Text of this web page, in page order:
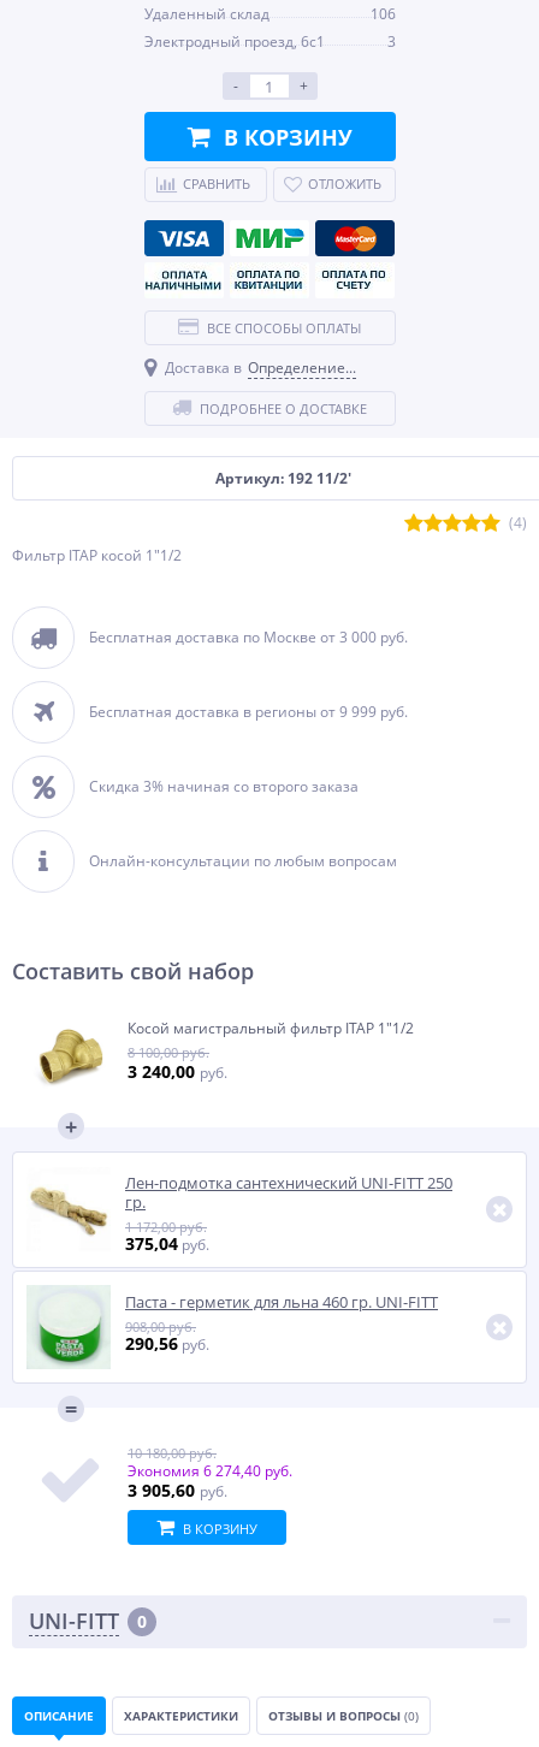
Артикул: 192 11/2'
(4)
Фильтр ITAP косой 1"1/2
Бесплатная доставка по Москве от 3 000 руб.
Бесплатная доставка в регионы от 9 999 руб.
Скидка 3% начиная со второго заказа
Онлайн-консультации по любым вопросам
Удаленный склад
106
Электродный проезд, 6с1
3
- +
В КОРЗИНУ
СРАВНИТЬ ОТЛОЖИТЬ
ВСЕ СПОСОБЫ ОПЛАТЫ
Доставка в Определение...
ПОДРОБНЕЕ О ДОСТАВКЕ
Составить свой набор
Косой магистральный фильтр ITAP 1"1/2
8 100,00 руб.
3 240,00 руб.
Лен-подмотка сантехнический UNI-FITT 250
гр.
375,04 руб.
1 172,00 руб.
Паста - герметик для льна 460 гр. UNI-FITT
290,56 руб.
908,00 руб.
10 180,00 руб.
Экономия 6 274,40 руб.
3 905,60 руб.
В КОРЗИНУ
UNI-FITT 0
ОПИСАНИЕ ХАРАКТЕРИСТИКИ ОТЗЫВЫ И ВОПРОСЫ (0)